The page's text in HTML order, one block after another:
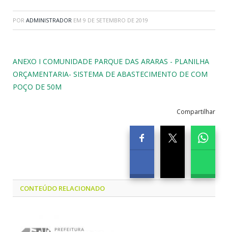
POR ADMINISTRADOR EM 9 DE SETEMBRO DE 2019
ANEXO I COMUNIDADE PARQUE DAS ARARAS - PLANILHA
ORÇAMENTARIA- SISTEMA DE ABASTECIMENTO DE COM
POÇO DE 50M
Compartilhar
CONTEÚDO RELACIONADO